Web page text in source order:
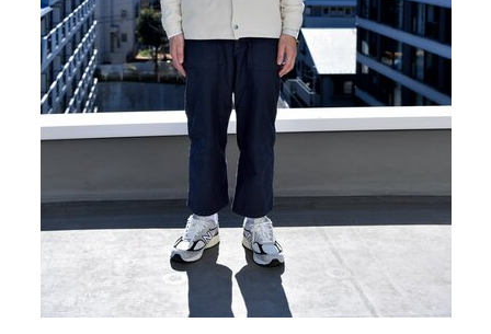
70代のグランドデザイン
社会・カルチャー・マネー
地域とつながる/お金との付き合い方